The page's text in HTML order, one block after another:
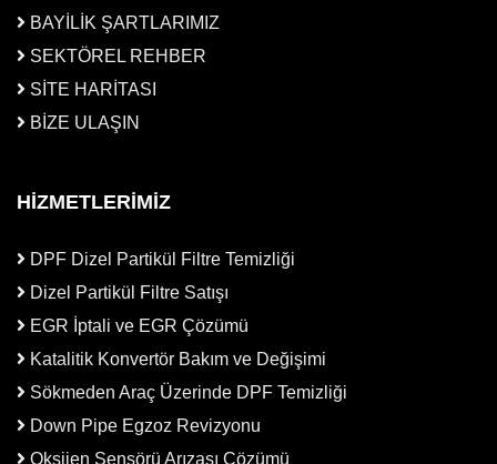
BAYİLİK ŞARTLARIMIZ
SEKTÖREL REHBER
SİTE HARİTASI
BİZE ULAŞIN
HİZMETLERİMİZ
DPF Dizel Partikül Filtre Temizliği
Dizel Partikül Filtre Satışı
EGR İptali ve EGR Çözümü
Katalitik Konvertör Bakım ve Değişimi
Sökmeden Araç Üzerinde DPF Temizliği
Down Pipe Egzoz Revizyonu
Oksijen Sensörü Arızası Çözümü